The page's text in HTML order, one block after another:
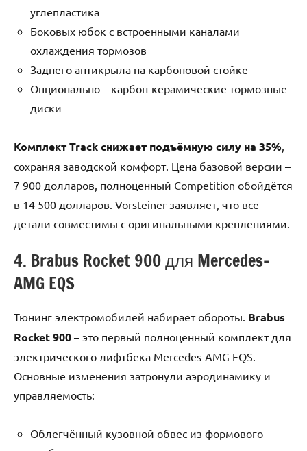
углепластика
Боковых юбок с встроенными каналами
охлаждения тормозов
Заднего антикрыла на карбоновой стойке
Опционально – карбон-керамические тормозные
диски
Комплект Track снижает подъёмную силу на 35%,
сохраняя заводской комфорт. Цена базовой версии –
7 900 долларов, полноценный Competition обойдётся
в 14 500 долларов. Vorsteiner заявляет, что все
детали совместимы с оригинальными креплениями.
4. Brabus Rocket 900 для Mercedes-
AMG EQS
Тюнинг электромобилей набирает обороты. Brabus
Rocket 900 – это первый полноценный комплект для
электрического лифтбека Mercedes-AMG EQS.
Основные изменения затронули аэродинамику и
управляемость:
Облегчённый кузовной обвес из формового